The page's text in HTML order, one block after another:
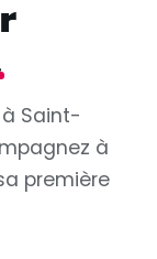
Saint-
à
première